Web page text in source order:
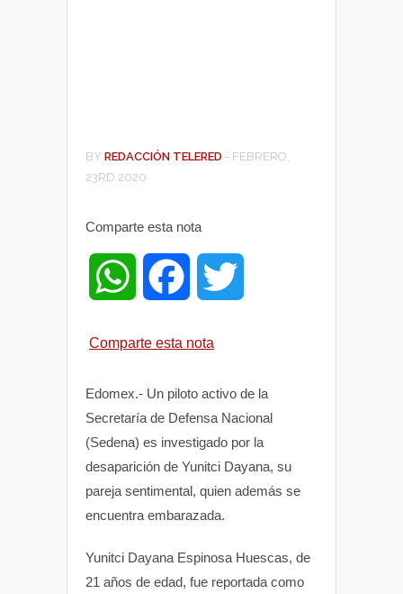
BY REDACCIÓN TELERED - FEBRERO,
23RD 2020
Comparte esta nota
W
t
s
A
p
e
b
o
o
t
t
r
Comparte esta nota
Edomex.- Un piloto activo de la
Secretaría de Defensa Nacional
(Sedena) es investigado por la
desaparición de Yunitci Dayana, su
pareja sentimental, quien además se
encuentra embarazada.
Yunitci Dayana Espinosa Huescas, de
21 años de edad, fue reportada como